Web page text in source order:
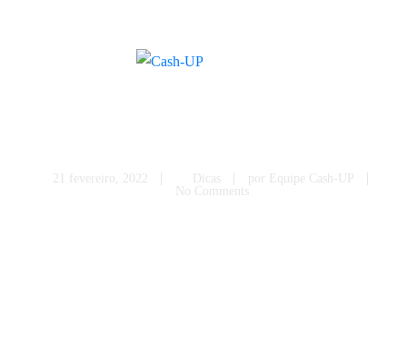
21 fevereiro, 2022 Dicas por
Equipe Cash-UP
No Comments